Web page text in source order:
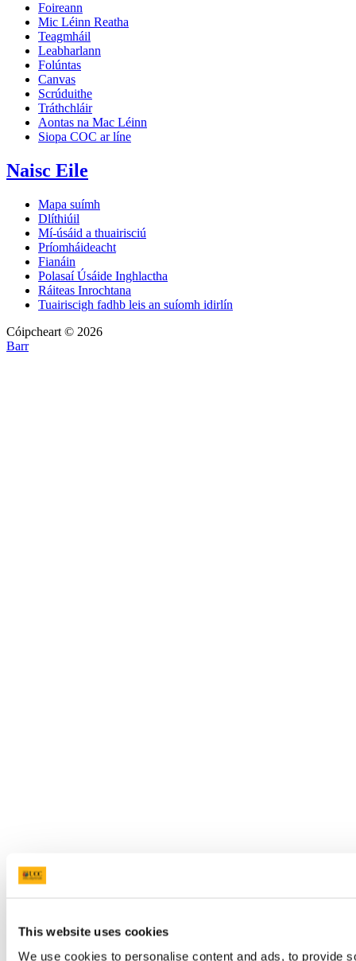
This website uses cookies
We use cookies to personalise content and ads, to provide
Foireann
Mic Léinn Reatha
Teagmháil
Leabharlann
Folúntas
Canvas
Scrúduithe
Tráthchláir
Aontas na Mac Léinn
Siopa COC ar líne
Naisc Eile
Mapa suímh
Dlíthiúil
Mí-úsáid a thuairisciú
Príomháideacht
Fianáin
Polasaí Úsáide Inghlactha
Ráiteas Inrochtana
Tuairiscigh fadhb leis an suíomh idirlín
Cóipcheart © 2026
Barr